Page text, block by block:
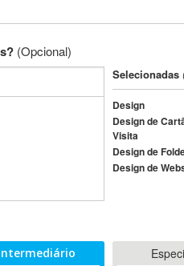
(Opcional)
Selecionadas
Design
Design de
Visita
Design de
Design de